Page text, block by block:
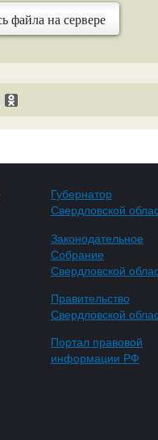
файла на сервере
Губернатор
Свердловской
Законодательное
Собрание
Свердловской
Правительство
Свердловской
Портал правовой
информации РФ